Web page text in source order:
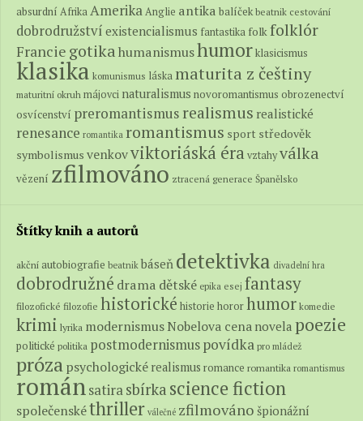
absurdní AfrikaAmerikaAnglie antika balíček beatnik cestování
dobrodružství existencialismus fantastika folkfolklór
Francie gotikahumanismushumorklasicismus
klasika komunismus láskamaturita z češtiny
maturitní okruh májovci naturalismus novoromantismus obrozenectví
osvícenství preromantismus realismus realistické
renesance romantika romantismus sport středověk
symbolismus venkovviktoriáská éravztahyválka
vězení zfilmováno ztracená generace Španělsko
Štítky knih a autorů
akční autobiografie beatnik báseň detektivka divadelní hra
dobrodružné drama dětské epika esej fantasy
filozofické filozofie historické historie hororhumor komedie
krimi lyrika modernismus Nobelova cena novela poezie
politické politika postmodernismuspovídka pro mládež
prózapsychologické realismus romance romantika romantismus
románsatirasbírka science fiction
společenskéthriller válečné zfilmováno špionážní